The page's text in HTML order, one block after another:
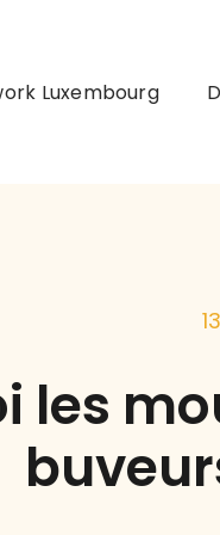
Luxembourg
les